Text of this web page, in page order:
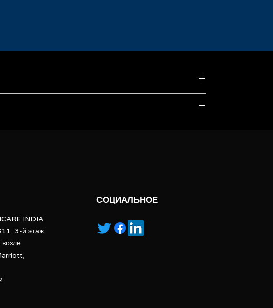
if they appear with the listed products, it is only used for the
so specified.
“m” means own manufactured, “ad” means authorised
INDIA
3-й этаж,
СОЦИАЛЬНОЕ